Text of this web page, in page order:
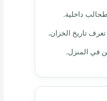
داخلية.
تاريخ الخزان.
في المنزل.